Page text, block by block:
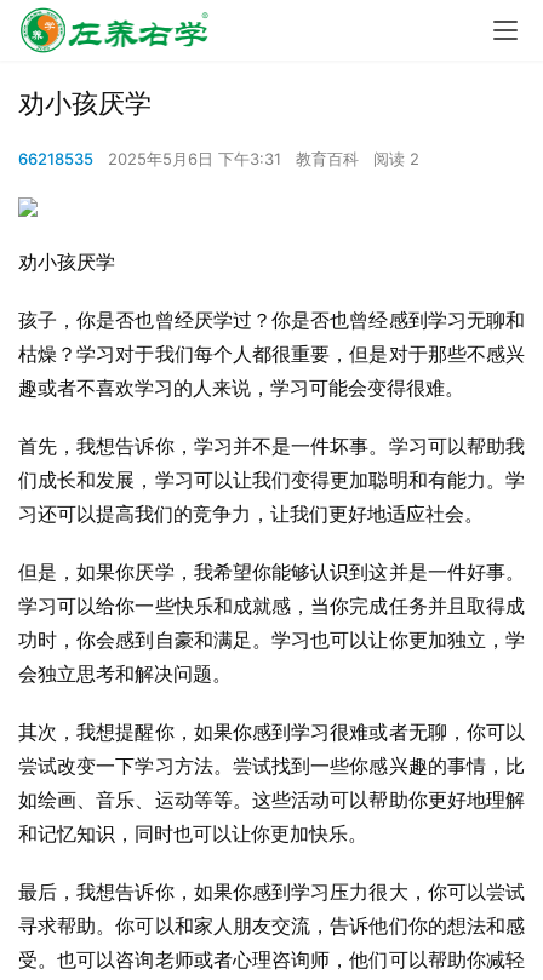
劝小孩厌学
66218535 2025年5月6日 下午3:31 教育百科 阅读 2
劝小孩厌学
孩子，你是否也曾经厌学过？你是否也曾经感到学习无聊和
枯燥？学习对于我们每个人都很重要，但是对于那些不感兴
趣或者不喜欢学习的人来说，学习可能会变得很难。
首先，我想告诉你，学习并不是一件坏事。学习可以帮助我
们成长和发展，学习可以让我们变得更加聪明和有能力。学
习还可以提高我们的竞争力，让我们更好地适应社会。
但是，如果你厌学，我希望你能够认识到这并是一件好事。
学习可以给你一些快乐和成就感，当你完成任务并且取得成
功时，你会感到自豪和满足。学习也可以让你更加独立，学
会独立思考和解决问题。
其次，我想提醒你，如果你感到学习很难或者无聊，你可以
尝试改变一下学习方法。尝试找到一些你感兴趣的事情，比
如绘画、音乐、运动等等。这些活动可以帮助你更好地理解
和记忆知识，同时也可以让你更加快乐。
最后，我想告诉你，如果你感到学习压力很大，你可以尝试
寻求帮助。你可以和家人朋友交流，告诉他们你的想法和感
受。也可以咨询老师或者心理咨询师，他们可以帮助你减轻